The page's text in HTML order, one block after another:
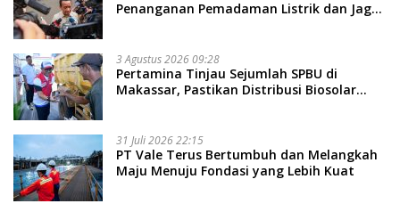
Penanganan Pemadaman Listrik dan Jaga
3 Agustus 2026 09:28
Pertamina Tinjau Sejumlah SPBU di
Makassar, Pastikan Distribusi Biosolar
31 Juli 2026 22:15
PT Vale Terus Bertumbuh dan Melangkah
Maju Menuju Fondasi yang Lebih Kuat